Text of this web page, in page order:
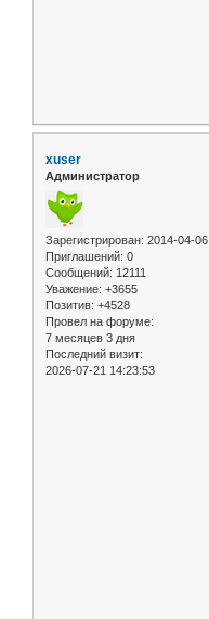
xuser
Администратор
Зарегистрирован: 2014-04-06
Приглашений: 0
Сообщений: 12111
Уважение: +3655
Позитив: +4528
Провел на форуме:
7 месяцев 3 дня
Последний визит:
2026-07-21 14:23:53